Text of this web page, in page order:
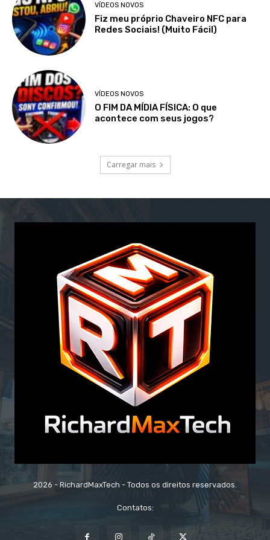
VÍDEOS NOVOS
Fiz meu próprio Chaveiro NFC para
Redes Sociais! (Muito Fácil)
VÍDEOS NOVOS
O FIM DA MÍDIA FÍSICA: O que
acontece com seus jogos?
Carregar mais
2026 - RichardMaxTech - Todos os direitos reservados.
Contatos: